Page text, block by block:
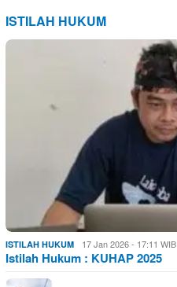
ISTILAH HUKUM
ISTILAH HUKUM 17 Jan 2026 - 17:11 WIB
Istilah Hukum : KUHAP 2025